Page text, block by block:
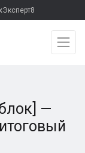
—